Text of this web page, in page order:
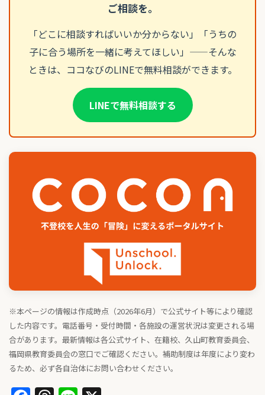
ご相談を。
「どこに相談すればいいか分からない」「うちの
子に合う場所を一緒に考えてほしい」——そんな
ときは、ココなびのLINEで無料相談ができます。
LINEで無料相談する
※本ページの情報は作成時点（2026年6月）で公式サイト等により確認
した内容です。電話番号・受付時間・各施設の運営状況は変更される場
合があります。最新情報は各公式サイト、在籍校、久山町教育委員会、
福岡県教育委員会の窓口でご確認ください。補助制度は年度により変わ
るため、必ず各自治体にお問い合わせください。